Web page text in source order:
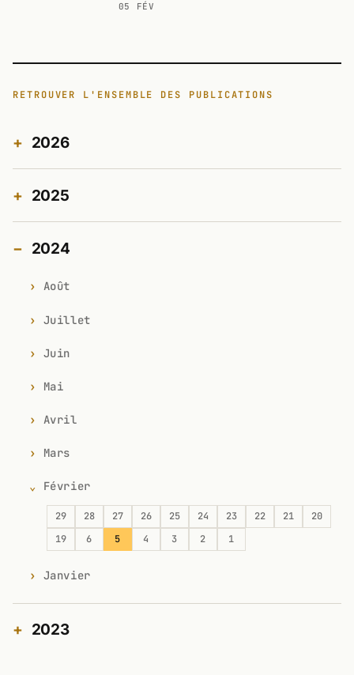
05 FÉV
RETROUVER L'ENSEMBLE DES PUBLICATIONS
2026
2025
2024
Août
Juillet
Juin
Mai
Avril
Mars
Février
29 28 27 26 25 24 23 22 21
20
19
6 5 4 3 2 1
Janvier
2023